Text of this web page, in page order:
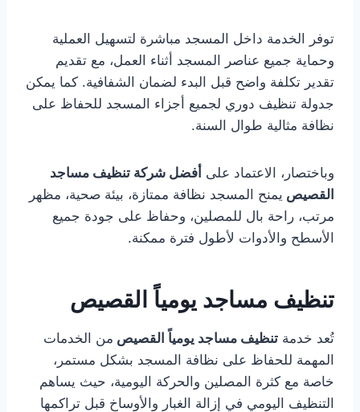
توفر الخدمة داخل المسجد مباشرة لتسهيل العملية
وحماية جميع عناصر المسجد أثناء العمل، مع تقديم
تقدير تكلفة واضح قبل البدء لضمان الشفافية. كما يمكن
جدولة تنظيف دوري لجميع أجزاء المسجد للحفاظ على
نظافة مثالية طوال السنة.
وباختصار، الاعتماد على أفضل شركة تنظيف مساجد
القصيص يمنح المسجد نظافة ممتازة، بيئة صحية، مظهر
مرتب، راحة بال للمصلين، وحفاظ على جودة جميع
الأسطح والأدوات لأطول فترة ممكنة.
تنظيف مساجد يومياً القصيص
تُعد خدمة تنظيف مساجد يومياً القصيص من الخدمات
المهمة للحفاظ على نظافة المسجد بشكل مستمر،
خاصة مع كثرة المصلين والحركة اليومية، حيث يساهم
التنظيف اليومي في إزالة الغبار والأوساخ قبل تراكمها